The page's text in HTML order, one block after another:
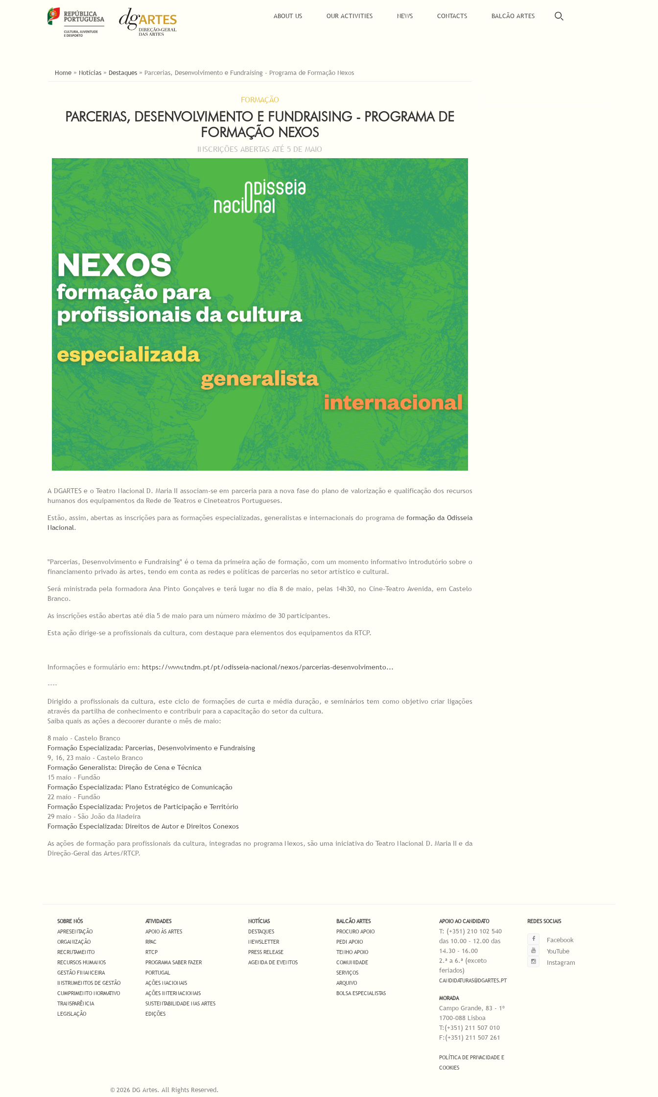
ABOUT US OUR ACTIVITIES NEWS CONTACTS BALCÃO ARTES
YOU ARE HERE
Home » Notícias » Destaques » Parcerias, Desenvolvimento e Fundraising - Programa de Formação Nexos
FORMAÇÃO
PARCERIAS, DESENVOLVIMENTO E FUNDRAISING - PROGRAMA DE
FORMAÇÃO NEXOS
INSCRIÇÕES ABERTAS ATÉ 5 DE MAIO
A DGARTES e o Teatro Nacional D. Maria II associam-se em parceria para a nova fase do plano de valorização e qualificação dos recursos
humanos dos equipamentos da Rede de Teatros e Cineteatros Portugueses.
Estão, assim, abertas as inscrições para as formações especializadas, generalistas e internacionais do programa deformação da Odisseia
Nacional.
"Parcerias, Desenvolvimento e Fundraising" é o tema da primeira ação de formação, com um momento informativo introdutório sobre o
financiamento privado às artes, tendo em conta as redes e políticas de parcerias no setor artístico e cultural.
Será ministrada pela formadora Ana Pinto Gonçalves e terá lugar no dia 8 de maio, pelas 14h30, no Cine-Teatro Avenida, em Castelo
Branco.
As inscrições estão abertas até dia 5 de maio para um número máximo de 30 participantes.
Esta ação dirige-se a profissionais da cultura, com destaque para elementos dos equipamentos da RTCP.
Informações e formulário em: https://www.tndm.pt/pt/odisseia-nacional/nexos/parcerias-desenvolvimento...
----
Dirigido a profissionais da cultura, este ciclo de formações de curta e média duração, e seminários tem como objetivo criar ligações
através da partilha de conhecimento e contribuir para a capacitação do setor da cultura.
Saiba quais as ações a decoorer durante o mês de maio:
8 maio - Castelo Branco
Formação Especializada: Parcerias, Desenvolvimento e Fundraising
9, 16, 23 maio - Castelo Branco
Formação Generalista: Direção de Cena e Técnica
15 maio - Fundão
Formação Especializada: Plano Estratégico de Comunicação
22 maio - Fundão
Formação Especializada: Projetos de Participação e Território
29 maio - São João da Madeira
Formação Especializada: Direitos de Autor e Direitos Conexos
As ações de formação para profissionais da cultura, integradas no programa Nexos, são uma iniciativa do Teatro Nacional D. Maria II e da
Direção-Geral das Artes/RTCP.
SOBRE NÓS
APRESENTAÇÃO
ORGANIZAÇÃO
RECRUTAMENTO
RECURSOS HUMANOS
GESTÃO FINANCEIRA
INSTRUMENTOS DE GESTÃO
CUMPRIMENTO NORMATIVO
TRANSPARÊNCIA
LEGISLAÇÃO
ATIVIDADES
APOIO ÀS ARTES
RPAC
RTCP
PROGRAMA SABER FAZER
PORTUGAL
AÇÕES NACIONAIS
AÇÕES INTERNACIONAIS
SUSTENTABILIDADE NAS ARTES
EDIÇÕES
NOTÍCIAS
DESTAQUES
NEWSLETTER
PRESS RELEASE
AGENDA DE EVENTOS
BALCÃO ARTES
PROCURO APOIO
PEDI APOIO
TENHO APOIO
COMUNIDADE
SERVIÇOS
ARQUIVO
BOLSA ESPECIALISTAS
APOIO AO CANDIDATO
T: (+351) 210 102 540
das 10.00 - 12.00 das
14.30 - 16.00
2.ª a 6.ª (exceto
feriados)
CANDIDATURAS@DGARTES.PT
MORADA
Campo Grande, 83 - 1º
1700-088 Lisboa
T:(+351) 211 507 010
F:(+351) 211 507 261
POLÍTICA DE PRIVACIDADE E
COOKIES
REDES SOCIAIS
Facebook
YouTube
Instagram
© 2026 DG Artes. All Rights Reserved.